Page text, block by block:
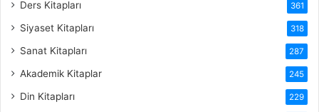
Ders Kitapları 361
Siyaset Kitapları 318
Sanat Kitapları 287
Akademik Kitaplar 245
Din Kitapları 229